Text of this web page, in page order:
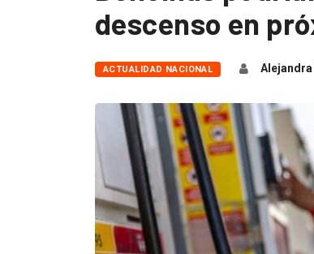
descenso en
ACTUALIDAD NACIONAL